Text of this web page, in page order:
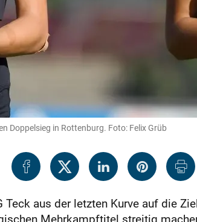
Doppelsieg in Rottenburg. Foto: Felix Grüb
aus der letzten Kurve auf die
Mehrkampftitel streitig